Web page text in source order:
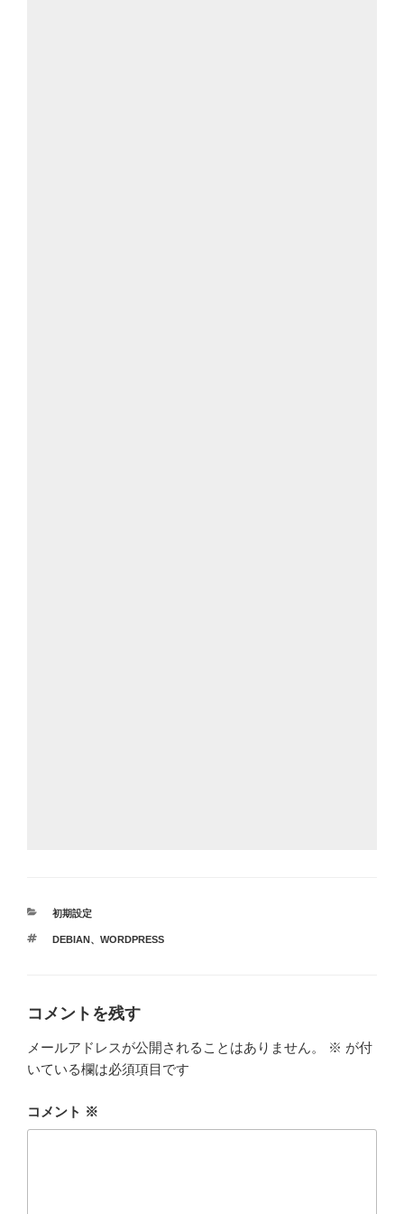
カ
ゴ
初期設定
タ
DEBIAN、 WORDPRESS
コメントを残す
メールアドレスが公開されることはありません。 ※ が付
いている欄は必須項目です
コメント ※